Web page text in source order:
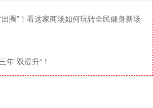
圈”！看这家商场如何玩转全民健身新场
年“双提升”！